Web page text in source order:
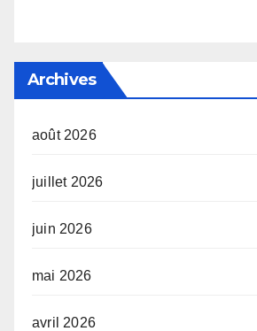
Archives
août 2026
juillet 2026
juin 2026
mai 2026
avril 2026